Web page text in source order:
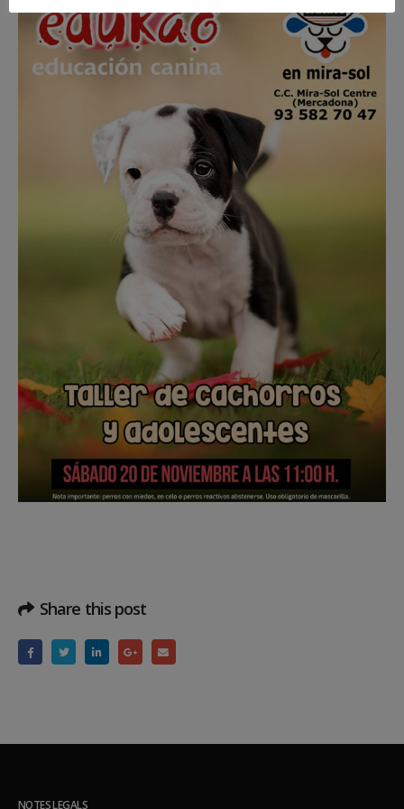
Share this post
NOTES LEGALS